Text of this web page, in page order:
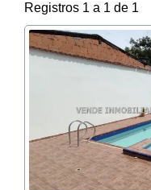
Registros 1 a 1 de 1